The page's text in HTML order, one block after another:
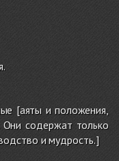
[аяты и положения,
Они содержат только
и мудрость.]